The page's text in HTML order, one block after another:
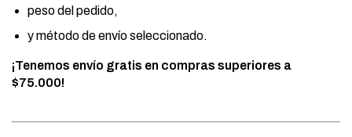
peso del pedido,
y método de envío seleccionado.
¡Tenemos envío gratis en compras superiores a
$75.000!